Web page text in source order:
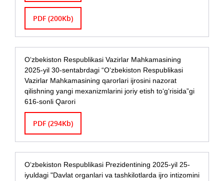
PDF (200Kb)
O‘zbekiston Respublikasi Vazirlar Mahkamasining
2025-yil 30-sentabrdagi “O‘zbekiston Respublikasi
Vazirlar Mahkamasining qarorlari ijrosini nazorat
qilishning yangi mexanizmlarini joriy etish to‘g‘risida”gi
616-sonli Qarori
PDF (294Kb)
О‘zbekiston Respublikasi Prezidentining 2025-yil 25-
iyuldagi "Davlat organlari va tashkilotlarda ijro intizomini